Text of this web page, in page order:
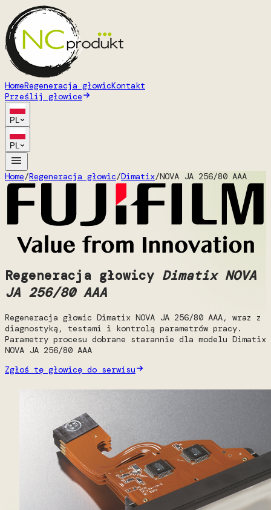
HomeRegeneracja głowicKontakt
Prześlij głowice
PL
PL
Home/Regeneracja głowic/Dimatix/NOVA JA 256/80 AAA
Regeneracja głowicy Dimatix NOVA
JA 256/80 AAA
Regeneracja głowic Dimatix NOVA JA 256/80 AAA, wraz z
diagnostyką, testami i kontrolą parametrów pracy.
Parametry procesu dobrane starannie dla modelu Dimatix
NOVA JA 256/80 AAA
Zgłoś tę głowicę do serwisu